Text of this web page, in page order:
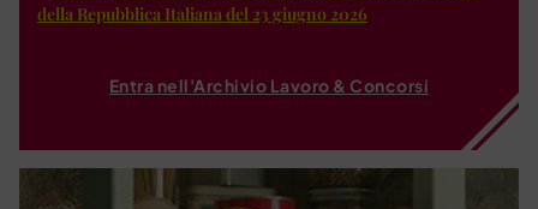
della Repubblica Italiana del 23 giugno 2026
Entra nell'Archivio Lavoro & Concorsi